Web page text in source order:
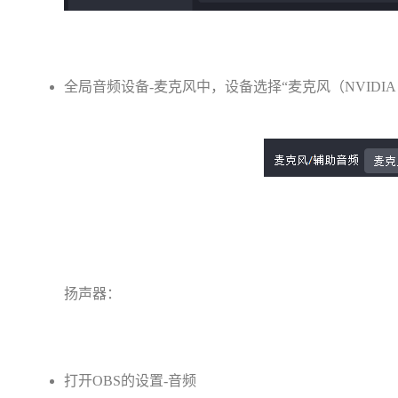
全局音频设备-麦克风中，设备选择“麦克风（NVIDIA
扬声器：
打开OBS的设置-音频